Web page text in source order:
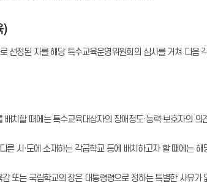
)
정된 자를 해당 특수교육운영위원회의 심사를 거쳐 다음
치할 때에는 특수교육대상자의 장애정도·능력·보호자의 의
시·도에 소재하는 각급학교 등에 배치하고자 할 때에는
또는 국립학교의 장은 대통령령으로 정하는 특별한 사유가